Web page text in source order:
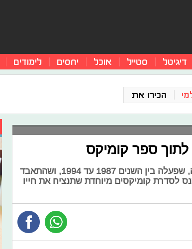
דיגיטל סטייל אוכל יחסים לימודים
הכירו את
לתוך ספר קומיקס
קורט קוביין, סולן להקת הגראנג' נירוונה, שפעלה בין השנים 1987 עד 1994, ושהתאבד
יהיה עתיד להכנס לסדרת קומיקסים מיוחדת שתנציח את חייו